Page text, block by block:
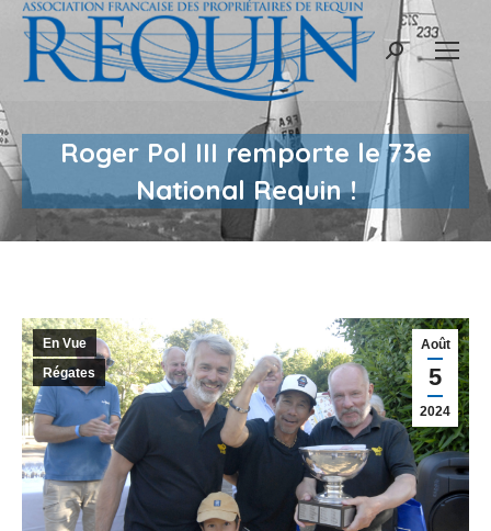
Recherche
Roger Pol III remporte le 73e
National Requin !
Août
5
2024
En Vue
Régates